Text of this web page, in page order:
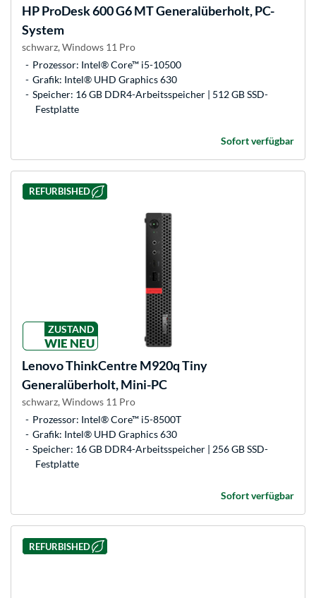
HPProDesk 600 G6 MT Generalüberholt, PC-
System
schwarz, Windows 11 Pro
Prozessor: Intel® Core™ i5-10500
Grafik: Intel® UHD Graphics 630
Speicher: 16 GB DDR4-Arbeitsspeicher | 512 GB SSD-
Festplatte
Sofort verfügbar
REFURBISHED
ZUSTAND
WIE NEU
LenovoThinkCentre M920q Tiny
Generalüberholt, Mini-PC
schwarz, Windows 11 Pro
Prozessor: Intel® Core™ i5-8500T
Grafik: Intel® UHD Graphics 630
Speicher: 16 GB DDR4-Arbeitsspeicher | 256 GB SSD-
Festplatte
Sofort verfügbar
REFURBISHED